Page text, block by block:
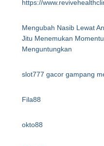
https://
Mengubah Nasib Lewat
Jitu Menemukan
Menguntungkan
slot777 gacor gampang
Fila88
okto88